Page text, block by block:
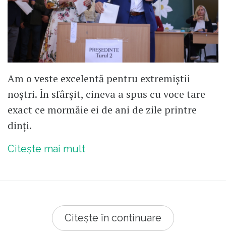
Am o veste excelentă pentru extremiștii
noștri. În sfârșit, cineva a spus cu voce tare
exact ce mormăie ei de ani de zile printre
dinți.
Citește mai mult
Citește în continuare